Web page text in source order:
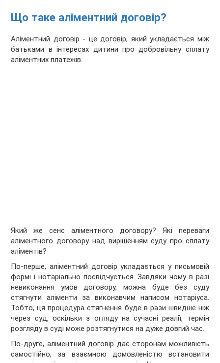
Що таке аліментний договір?
Аліментний договір - це договір, який укладається між
батьками в інтересах дитини про добровільну сплату
аліментних платежів.
Який же сенс аліментного договору? Які переваги
аліментного договору над вирішенням суду про сплату
аліментів?
По-перше, аліментний договір укладається у письмовій
формі і нотаріально посвідчується. Завдяки чому в разі
невиконання умов договору, можна буде без суду
стягнути аліменти за виконавчим написом нотаріуса.
Тобто, ця процедура стягнення буде в рази швидше ніж
через суд, оскільки з огляду на сучасні реалії, термін
розгляду в суді може розтягнутися на дуже довгий час.
По-друге, аліментний договір дає сторонам можливість
самостійно, за взаємною домовленістю встановити